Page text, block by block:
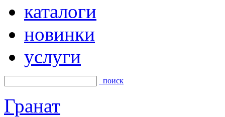
каталоги
новинки
услуги
поиск
Гранат